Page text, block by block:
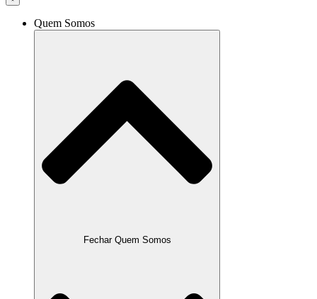
Quem Somos
Fechar Quem Somos